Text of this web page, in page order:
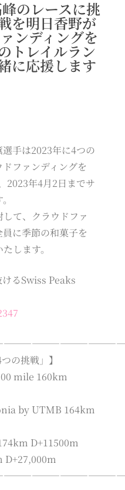
のレースに挑
を明日香野が
ンディングを
トレイルラン
に応援します
手は2023年に4つの
ファンディングを
2023年4月2日までサ
て、クラウドファ
に季節の和菓子を
します。
けるSwiss Peaks
の挑戦」】
mile 160km
by UTMB 164km
D+11500m
D+27,000m